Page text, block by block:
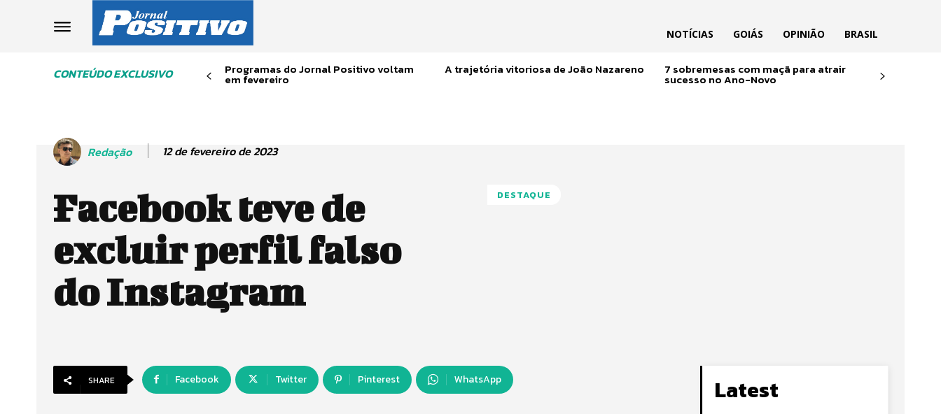
NOTÍCIAS GOIÁS OPINIÃO BRASIL
CONTEÚDO EXCLUSIVO Programas do Jornal Positivo voltam
em fevereiro
A trajetória vitoriosa de João Nazareno 7 sobremesas com maçã para atrair
sucesso no Ano-Novo
Redação 12 de fevereiro de 2023
Facebook teve de
excluir perfil falso
do Instagram
DESTAQUE
SHARE Facebook Twitter Pinterest WhatsApp Latest